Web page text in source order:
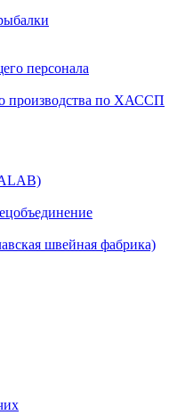
персонала
производства по ХАССП
швейная фабрика)